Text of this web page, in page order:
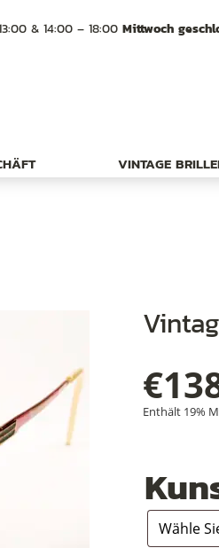
& 14:00 – 18:00 Mittwoch
VINTAGE
€
Enthält 19%